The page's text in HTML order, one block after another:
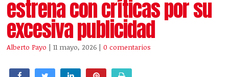
estrena con críticas por su
excesiva publicidad
Alberto Payo | 11 mayo, 2026 |0 comentarios